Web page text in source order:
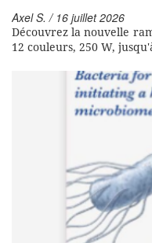
Axel S. / 16 juillet 2026
Découvrez la nouvelle
12 couleurs, 250 W,